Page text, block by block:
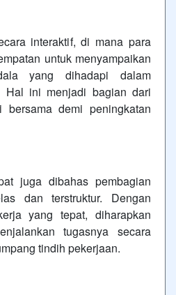
interaktif, di mana para
untuk menyampaikan
yang dihadapi dalam
Hal ini menjadi bagian dari
bersama demi peningkatan
juga dibahas pembagian
dan terstruktur. Dengan
yang tepat, diharapkan
tugasnya secara
tindih pekerjaan.